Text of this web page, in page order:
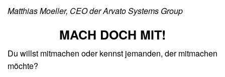
Matthias Moeller, CEO der Arvato Systems Group
MACH DOCH MIT!
Du willst mitmachen oder kennst jemanden, der mitmachen
möchte?